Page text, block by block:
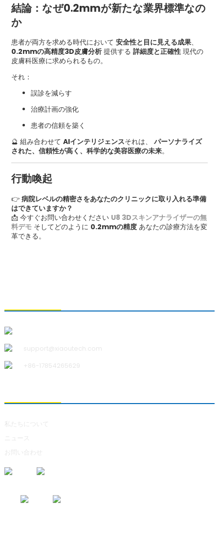
結論：なぜ0.2mmが新たな業界標準なの
か
患者が両方を求める時代において 安全性と目に見える成果、
0.2mmの高精度3D皮膚分析提供する 詳細度と正確性現代の
皮膚科医療に求められるもの。
それ：
誤診を減らす
治療計画の強化
患者の信頼を築く
🔮 組み合わせて AIインテリジェンスそれは、 パーソナライズ
された、信頼性が高く、科学的な美容医療の未来。
行動喚起
👉 病院レベルの精密さをあなたのクリニックに取り入れる準備
はできていますか？
📩 今すぐお問い合わせください U8 3Dスキンアナライザーの無
料デモそしてどのように 0.2mmの精度あなたの診療方法を変
革できる。
support@xiaoutech.com
+86-17854265629
私たちについて
ニュース
お問い合わせ